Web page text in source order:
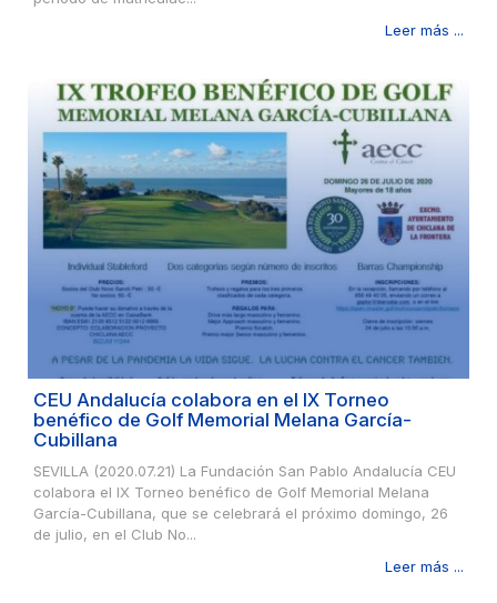
Leer más ...
CEU Andalucía colabora en el IX Torneo
benéfico de Golf Memorial Melana García-
Cubillana
SEVILLA (2020.07.21) La Fundación San Pablo Andalucía CEU
colabora el IX Torneo benéfico de Golf Memorial Melana
García-Cubillana, que se celebrará el próximo domingo, 26
de julio, en el Club No...
Leer más ...